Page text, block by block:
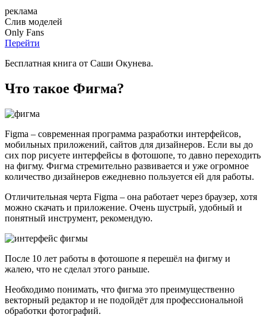
реклама
Слив моделей
Only Fans
Перейти
Бесплатная книга от Саши Окунева.
Что такое Фигма?
Figma – современная программа разработки интерфейсов,
мобильных приложений, сайтов для дизайнеров. Если вы до
сих пор рисуете интерфейсы в фотошопе, то давно переходить
на фигму. Фигма стремительно развивается и уже огромное
количество дизайнеров ежедневно пользуется ей для работы.
Отличительная черта Figma – она работает через браузер, хотя
можно скачать и приложение. Очень шустрый, удобный и
понятный инструмент, рекомендую.
После 10 лет работы в фотошопе я перешёл на фигму и
жалею, что не сделал этого раньше.
Необходимо понимать, что фигма это преимущественно
векторный редактор и не подойдёт для профессиональной
обработки фотографий.